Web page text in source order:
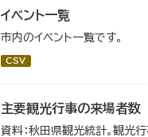
イベント一覧
市内のイベント一覧です。
CSV
主要観光行事の来場者数
資料：秋田県観光統計。観光